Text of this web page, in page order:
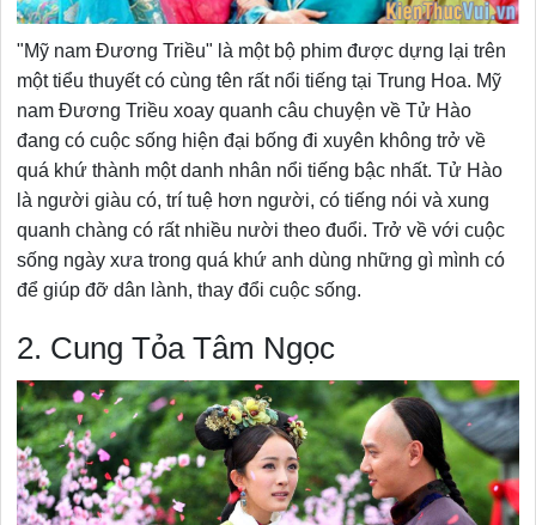
"Mỹ nam Đương Triều" là một bộ phim được dựng lại trên
một tiểu thuyết có cùng tên rất nổi tiếng tại Trung Hoa. Mỹ
nam Đương Triều xoay quanh câu chuyện về Tử Hào
đang có cuộc sống hiện đại bống đi xuyên không trở về
quá khứ thành một danh nhân nổi tiếng bậc nhất. Tử Hào
là người giàu có, trí tuệ hơn người, có tiếng nói và xung
quanh chàng có rất nhiều nười theo đuổi. Trở về với cuộc
sống ngày xưa trong quá khứ anh dùng những gì mình có
để giúp đỡ dân lành, thay đổi cuộc sống.
2. Cung Tỏa Tâm Ngọc